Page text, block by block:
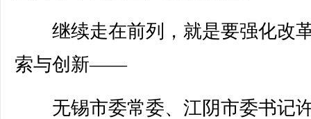
继续走在前列，就是要强化改
索与创新——
无锡市委常委、江阴市委书记